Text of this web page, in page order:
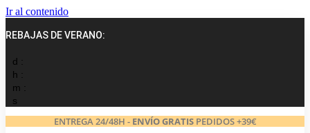
Ir al contenido
REBAJAS DE VERANO:
d :
h :
m :
s
ENTREGA 24/48H - ENVÍO GRATISPEDIDOS +39€